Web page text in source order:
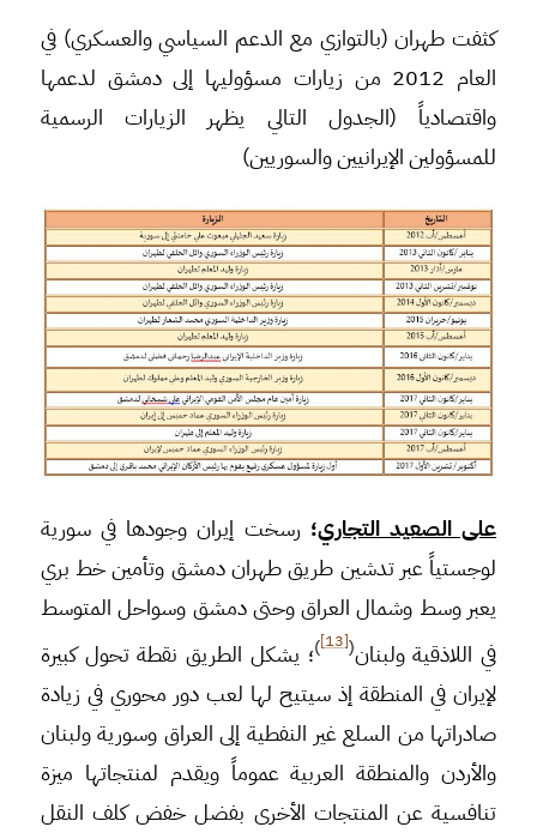
كثفت طهران (بالتوازي مع الدعم السياسي والعسكري) في
العام 2012 من زيارات مسؤوليها إلى دمشق لدعمها
واقتصادياً (الجدول التالي يظهر الزيارات الرسمية
للمسؤولين الإيرانيين والسوريين)
على الصعيد التجاري؛ رسخت إيران وجودها في سورية
لوجستياً عبر تدشين طريق طهران دمشق وتأمين خط بري
يعبر وسط وشمال العراق وحتى دمشق وسواحل المتوسط
في اللاذقية ولبنان(
[13]
)؛ يشكل الطريق نقطة تحول كبيرة
لإيران في المنطقة إذ سيتيح لها لعب دور محوري في زيادة
صادراتها من السلع غير النفطية إلى العراق وسورية ولبنان
والأردن والمنطقة العربية عموماً ويقدم لمنتجاتها ميزة
تنافسية عن المنتجات الأخرى بفضل خفض كلف النقل